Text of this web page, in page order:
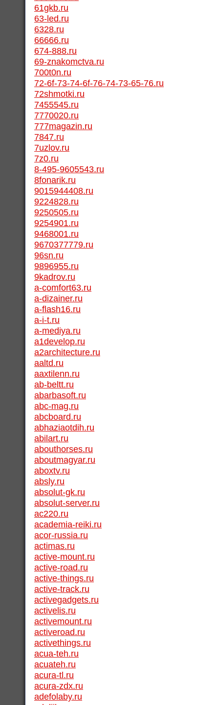
61gkb.ru
63-led.ru
6328.ru
66666.ru
674-888.ru
69-znakomctva.ru
700t0n.ru
72-6f-73-74-6f-76-74-73-65-76.ru
72shmotki.ru
7455545.ru
7770020.ru
777magazin.ru
7847.ru
7uzlov.ru
7z0.ru
8-495-9605543.ru
8fonarik.ru
9015944408.ru
9224828.ru
9250505.ru
9254901.ru
9468001.ru
9670377779.ru
96sn.ru
9896955.ru
9kadrov.ru
a-comfort63.ru
a-dizainer.ru
a-flash16.ru
a-i-t.ru
a-mediya.ru
a1develop.ru
a2architecture.ru
aaltd.ru
aaxtilenn.ru
ab-beltt.ru
abarbasoft.ru
abc-mag.ru
abcboard.ru
abhaziaotdih.ru
abilart.ru
abouthorses.ru
aboutmagyar.ru
aboxtv.ru
absly.ru
absolut-gk.ru
absolut-server.ru
ac220.ru
academia-reiki.ru
acor-russia.ru
actimas.ru
active-mount.ru
active-road.ru
active-things.ru
active-track.ru
activegadgets.ru
activelis.ru
activemount.ru
activeroad.ru
activethings.ru
acua-teh.ru
acuateh.ru
acura-tl.ru
acura-zdx.ru
adefolaby.ru